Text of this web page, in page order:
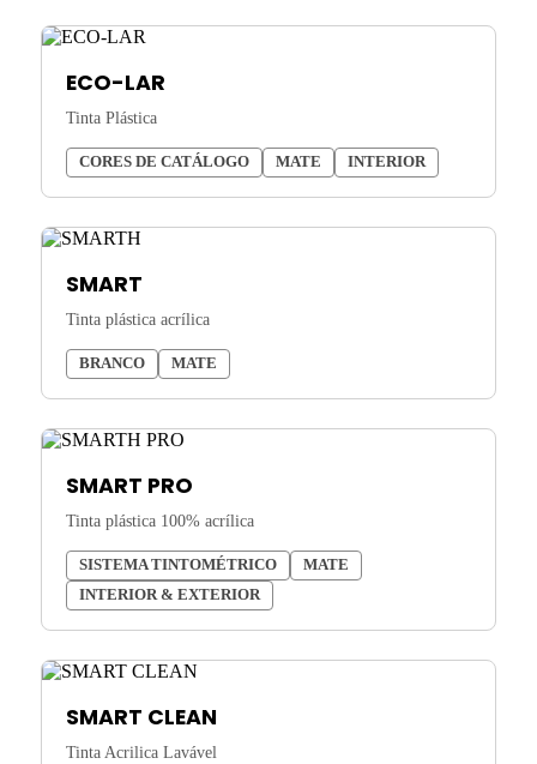
ECO-LAR
Tinta Plástica
CORES DE CATÁLOGO MATE INTERIOR
SMART
Tinta plástica acrílica
BRANCO MATE
SMART PRO
Tinta plástica 100% acrílica
SISTEMA TINTOMÉTRICO
MATE
INTERIOR & EXTERIOR
SMART CLEAN
Tinta Acrilica Lavável